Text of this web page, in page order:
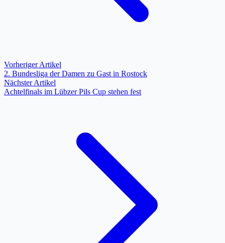
Vorheriger Artikel
2. Bundesliga der Damen zu Gast in Rostock
Nächster Artikel
Achtelfinals im Lübzer Pils Cup stehen fest